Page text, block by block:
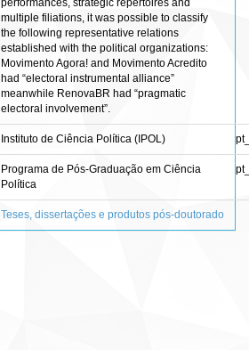
performances, strategic repertoires and
multiple filiations, it was possible to classify
the following representative relations
established with the political organizations:
Movimento Agora! and Movimento Acredito
had “electoral instrumental alliance”
meanwhile RenovaBR had “pragmatic
electoral involvement”.
Instituto de Ciência Política (IPOL)
Programa de Pós-Graduação em Ciência
Política
Teses, dissertações e produtos pós-doutorado